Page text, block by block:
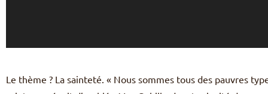
Le thème ? La sainteté. « Nous sommes tous des pauvres